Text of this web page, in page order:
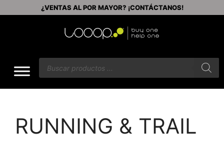
ENVÍOS GRATIS A PARTIR DE $60
RUNNING & TRAIL